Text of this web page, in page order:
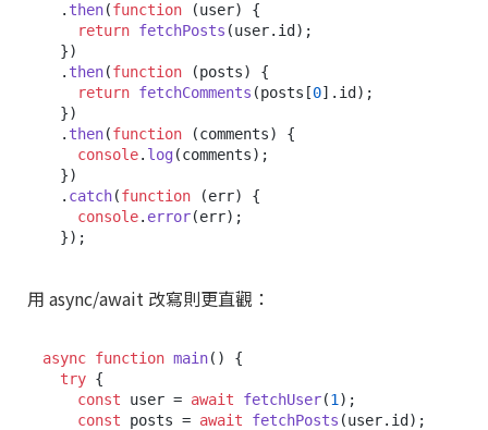
  .
then(function (user) {
return fetchPosts (user. id );
  .
then(function (posts) {
return fetchComments (posts[0]. id );
  .
then(function (comments) {
console. log(comments);
  .
catch(function (err) {
console. error(err);
用 async/await 改寫則更直觀：
async function main( ) {
try {
const user = await fetchUser(1);
const posts = await fetchPosts (user. id );